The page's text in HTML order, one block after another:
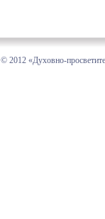
© 2012 «Духовно-